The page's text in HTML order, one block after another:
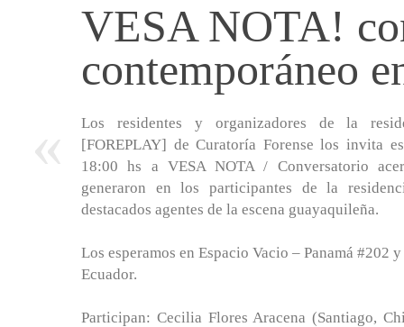
Post
navigation
VESA NOTA!
contemporáneo
Los residentes y organizadores de la
[FOREPLAY] de Curatoría Forense los invita
18:00 hs a VESA NOTA / Conversatorio
generaron en los participantes de la
destacados agentes de la escena guayaquileña.
Los esperamos en Espacio Vacio – Panamá #202
Ecuador.
Participan: Cecilia Flores Aracena (Santiago,